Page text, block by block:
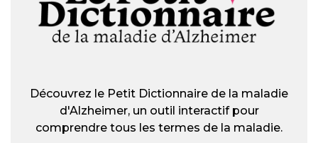
Découvrez le Petit Dictionnaire de la maladie
d'Alzheimer, un outil interactif pour
comprendre tous les termes de la maladie.